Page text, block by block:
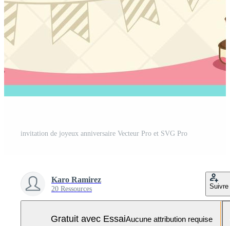
invitation de joyeux anniversaire Vecteur Pro et SVG Pro
Karo Ramirez
20 Ressources Suivre
Gratuit avec EssaiAucune attribution requise